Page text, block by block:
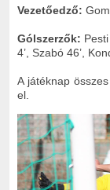
Vezetőedző:
Gólszerzők:
4’, Szabó 46’,
A játéknap
el.